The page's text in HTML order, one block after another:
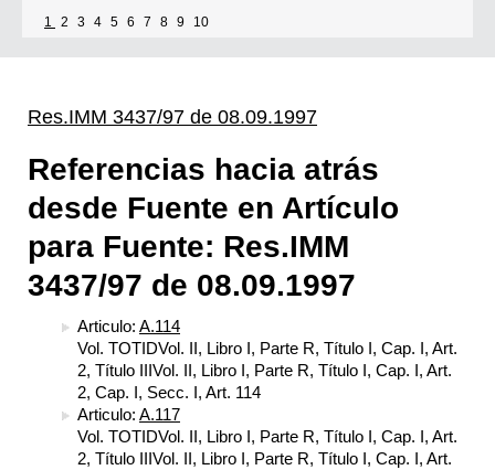
1 2 3 4 5 6 7 8 9 10
Res.IMM 3437/97 de 08.09.1997
Referencias hacia atrás
desde Fuente en Artículo
para Fuente: Res.IMM
3437/97 de 08.09.1997
Articulo: A.114
Vol. TOTIDVol. II, Libro I, Parte R, Título I, Cap. I, Art.
2, Título IIIVol. II, Libro I, Parte R, Título I, Cap. I, Art.
2, Cap. I, Secc. I, Art. 114
Articulo: A.117
Vol. TOTIDVol. II, Libro I, Parte R, Título I, Cap. I, Art.
2, Título IIIVol. II, Libro I, Parte R, Título I, Cap. I, Art.